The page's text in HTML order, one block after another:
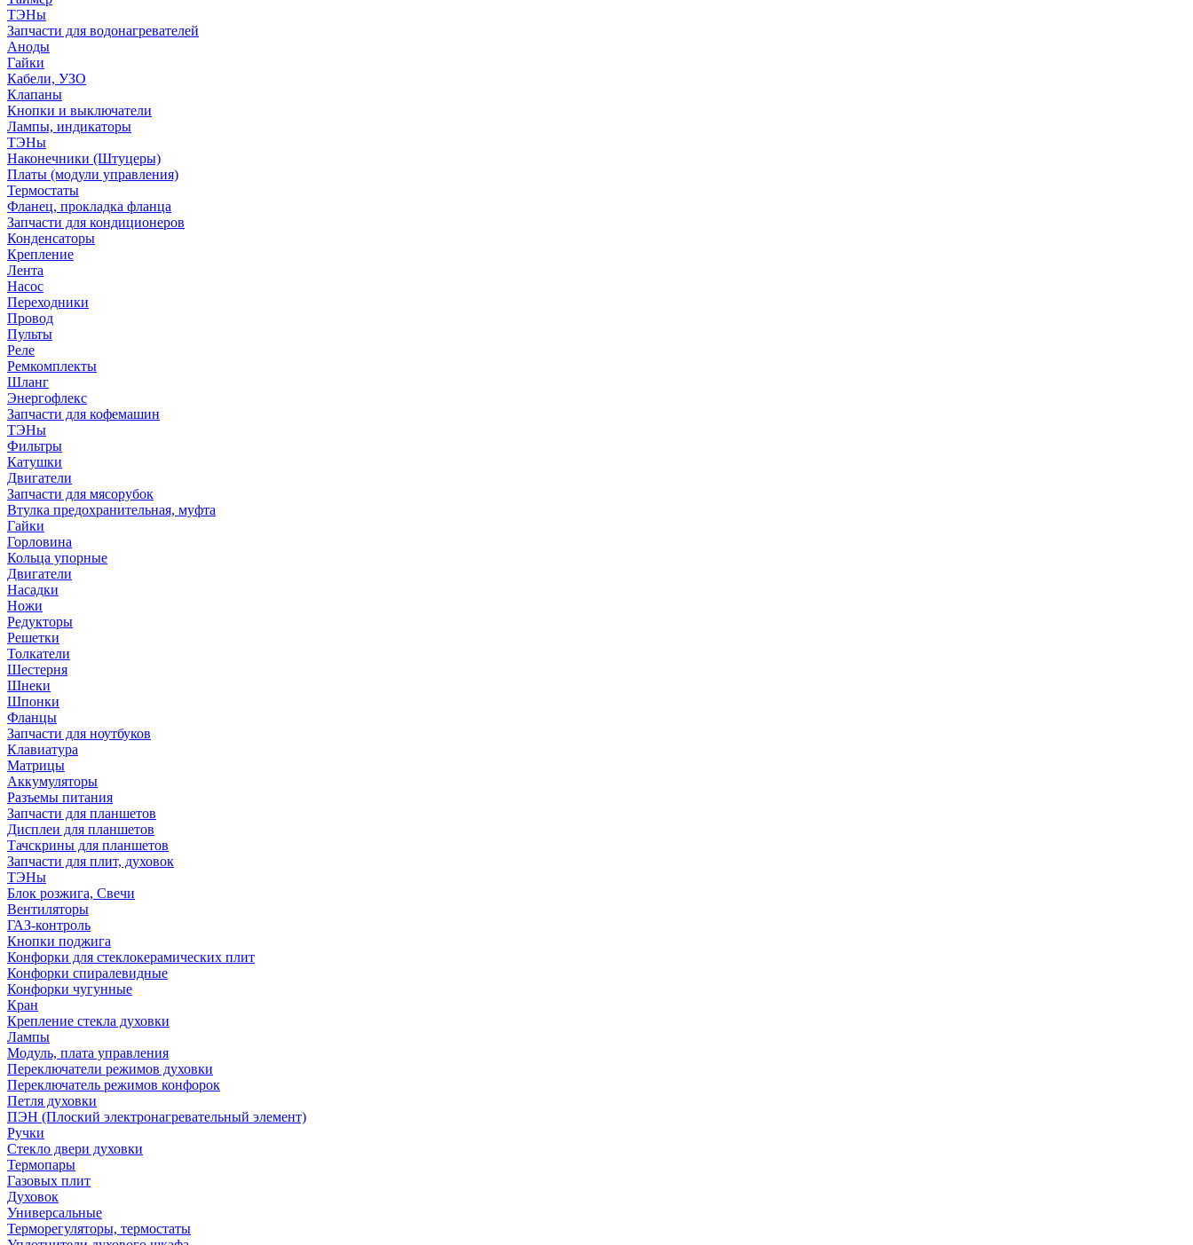
ТЭНы
Запчасти для водонагревателей
Аноды
Гайки
Кабели, УЗО
Клапаны
Кнопки и выключатели
Лампы, индикаторы
ТЭНы
Наконечники (Штуцеры)
Платы (модули управления)
Термостаты
Фланец, прокладка фланца
Запчасти для кондиционеров
Конденсаторы
Крепление
Лента
Насос
Переходники
Провод
Пульты
Реле
Ремкомплекты
Шланг
Энергофлекс
Запчасти для кофемашин
ТЭНы
Фильтры
Катушки
Двигатели
Запчасти для мясорубок
Втулка предохранительная, муфта
Гайки
Горловина
Кольца упорные
Двигатели
Насадки
Ножи
Редукторы
Решетки
Толкатели
Шестерня
Шнеки
Шпонки
Фланцы
Запчасти для ноутбуков
Клавиатура
Матрицы
Аккумуляторы
Разъемы питания
Запчасти для планшетов
Дисплеи для планшетов
Тачскрины для планшетов
Запчасти для плит, духовок
ТЭНы
Блок розжига, Свечи
Вентиляторы
ГАЗ-контроль
Кнопки поджига
Конфорки для стеклокерамических плит
Конфорки спиралевидные
Конфорки чугунные
Кран
Крепление стекла духовки
Лампы
Модуль, плата управления
Переключатели режимов духовки
Переключатель режимов конфорок
Петля духовки
ПЭН (Плоский электронагревательный элемент)
Ручки
Стекло двери духовки
Термопары
Газовых плит
Духовок
Универсальные
Терморегуляторы, термостаты